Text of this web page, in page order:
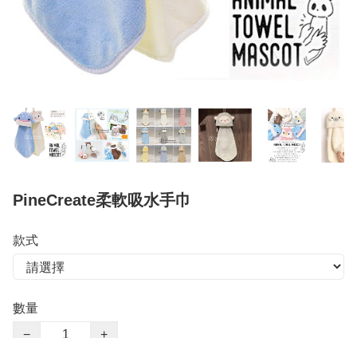
PineCreate柔軟吸水手巾
款式
數量
−
+